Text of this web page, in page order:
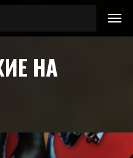
НА
по геймплею,